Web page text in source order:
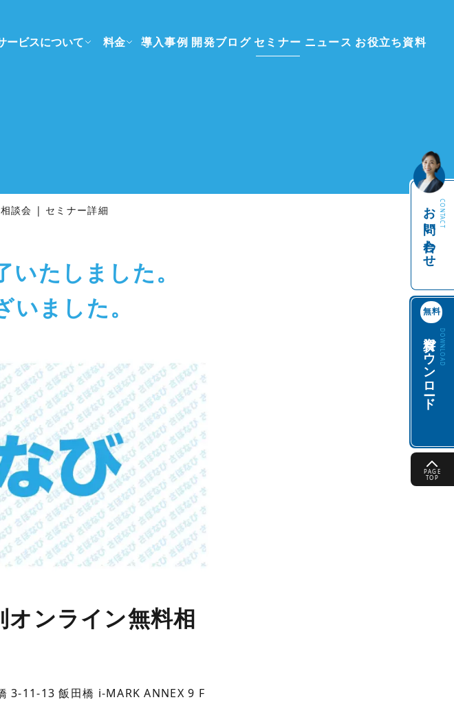
ービスについて 料金 導入事例 開発ブログ セミナー ニュース お役立ち資料
CONTACT
お問い合わせ
無料
DOWNLOAD
資料ダウンロード
PAGE
TOP
談会 | セミナー詳細
たしました。
ました。
ンライン無料相
3-11-13 飯田橋 i-MARK ANNEX 9 F